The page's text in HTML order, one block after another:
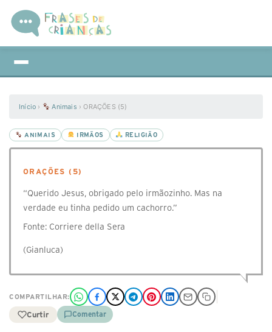
Início › Animais ›ORAÇÕES (5)
ANIMAIS IRMÃOS RELIGIÃO
ORAÇÕES (5)
“Querido Jesus, obrigado pelo irmãozinho. Mas na
verdade eu tinha pedido um cachorro.”
Fonte: Corriere della Sera
(Gianluca)
COMPARTILHAR:
Curtir Comentar